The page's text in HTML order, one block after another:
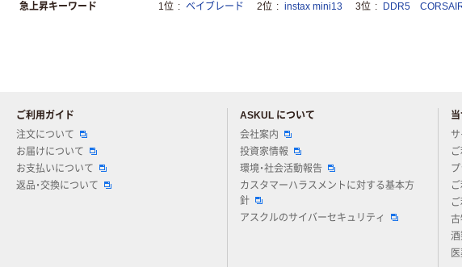
急上昇キーワード 1位 ベイブレード 2位 instax mini13 3位 DDR5
ご利用ガイド
注文について
お届けについて
お支払いについて
返品・交換について
ASKUL について
会社案内
投資家情報
環境・社会活動報告
カスタマーハラスメントに対する基本方
針
アスクルのサイバーセキュリティ